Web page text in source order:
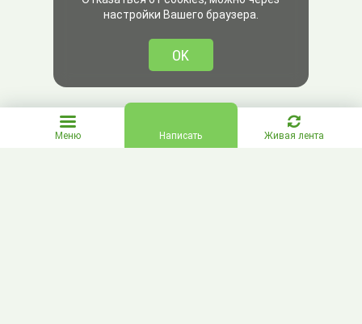
Меню Написать Живая лента
настройки Вашего браузера.
OK